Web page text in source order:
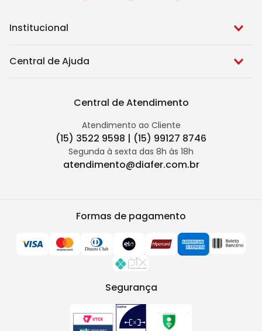
Institucional
Central de Ajuda
Central de Atendimento
Atendimento ao Cliente
(15) 3522 9598 | (15) 99127 8746
Segunda à sexta das 8h às 18h
atendimento@diafer.com.br
Formas de pagamento
Segurança